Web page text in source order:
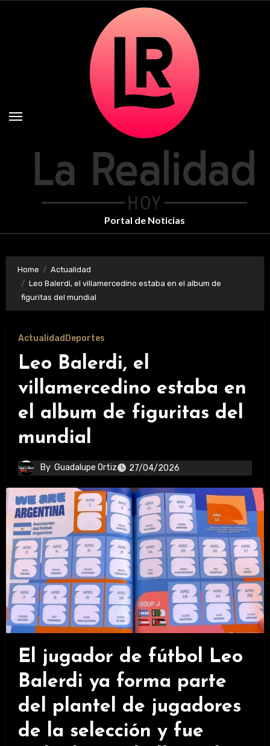
Portal de Noticias
Home
Actualidad
Leo Balerdi, el villamercedino estaba en el album de
figuritas del mundial
Actualidad Deportes
Leo Balerdi, el
villamercedino estaba en
el album de figuritas del
mundial
By Guadalupe Ortiz 27/04/2026
El jugador de fútbol Leo
Balerdi ya forma parte
del plantel de jugadores
de la selección y fue